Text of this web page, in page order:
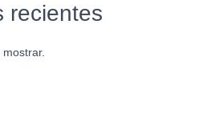
recientes